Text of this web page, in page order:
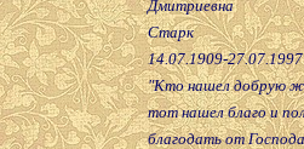
Дмитриевна
Старк
14.07.1909-27.07.1997
"Кто нашел добрую
тот нашел благо и
благодать от